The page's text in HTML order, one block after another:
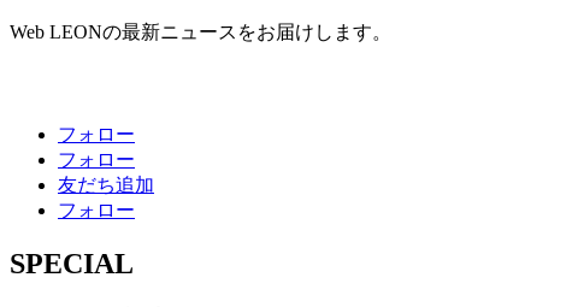
Web LEONの最新ニュースをお届けします。
フォロー
フォロー
友だち追加
フォロー
SPECIAL